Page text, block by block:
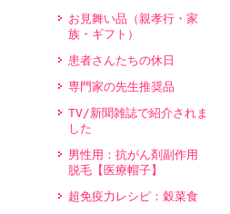
お見舞い品（親孝行・家
族・ギフト）
患者さんたちの休日
専門家の先生推奨品
TV/新聞雑誌で紹介されま
した
男性用：抗がん剤副作用
脱毛【医療帽子】
超免疫力レシピ：穀菜食